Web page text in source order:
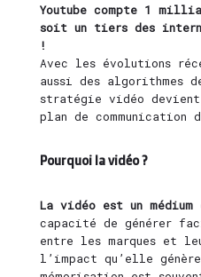
Youtube compte 1
soit un tiers des
!
Avec les évolutions
aussi des algorithmes
stratégie vidéo
plan de
Pourquoi la vidéo ?
La vidéo est un médium
capacité de générer
entre les marques et
l’impact qu’elle